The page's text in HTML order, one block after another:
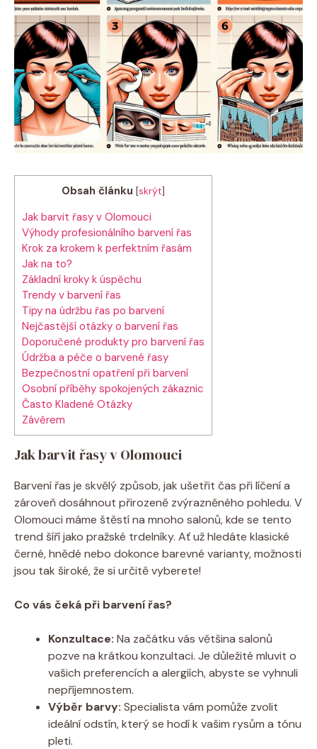
Obsah článku [skrýt]
Jak barvit řasy v Olomouci
Výhody profesionálního barvení řas
Krok za krokem k perfektním řasám
Jak na to?
Základní kroky k úspěchu
Trendy v barvení řas
Tipy na údržbu řas po barvení
Nejčastější otázky o barvení řas
Doporučené produkty pro barvení řas
Údržba a péče o barvené řasy
Bezpečnostní opatření při barvení
Osobní příběhy spokojených zákaznic
Často Kladené Otázky
Závěrem
Jak barvit řasy v Olomouci
Barvení řas je skvělý způsob, jak ušetřit čas při líčení a
zároveň dosáhnout přirozeně zvýrazněného pohledu. V
Olomouci máme štěstí na mnoho salonů, kde se tento
trend šíří jako pražské trdelníky. Ať už hledáte klasické
černé, hnědé nebo dokonce barevné varianty, možnosti
jsou tak široké, že si určitě vyberete!
Co vás čeká při barvení řas?
Konzultace: Na začátku vás většina salonů
pozve na krátkou konzultaci. Je důležité mluvit o
vašich preferencích a alergiích, abyste se vyhnuli
nepříjemnostem.
Výběr barvy: Specialista vám pomůže zvolit
ideální odstín, který se hodí k vašim rysům a tónu
pleti.